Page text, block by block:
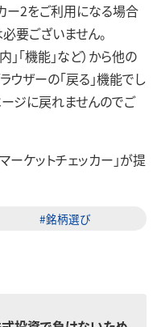
ー2をご利用になる場合
要ございません。
「機能」など）から他の
ザーの「戻る」機能でし
ージに戻れませんのでご
ーケットチェッカー」が提
#銘柄選び